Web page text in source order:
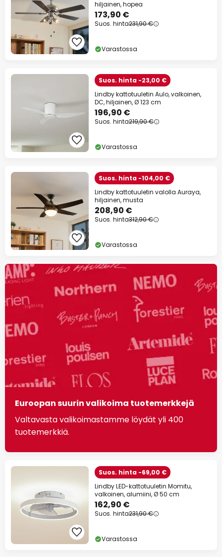
hiljainen, hopea
173,90 €
Suos. hinta231,90 €
Varastossa
Suos. hinta -23,00 €
Lindby kattotuuletin Aulo, valkoinen,
DC, hiljainen, Ø 123 cm
196,90 €
Suos. hinta219,90 €
Varastossa
Suos. hinta -104,00 €
Lindby kattotuuletin valolla Auraya,
hiljainen, musta
208,90 €
Suos. hinta312,90 €
Varastossa
Euroopan suurin valikoima tuotemerkkejä
Valtavasta valikoimastamme löydät yli 400
tuotemerkkiä.
Suos. hinta -69,00 €
Lindby LED-kattotuuletin Momitu,
valkoinen, alumiini, Ø 50 cm
162,90 €
Suos. hinta231,90 €
Varastossa